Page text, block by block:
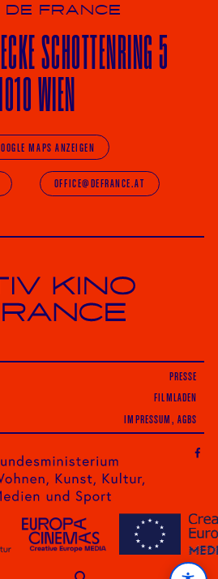
DE FRANCE
SCHOTTENRING 5
WIEN
MAPS ANZEIGEN
OFFICE@DEFRANCE.AT
De France in Wien
PRESSE
FILMLADEN
IMPRESSUM, AGBS